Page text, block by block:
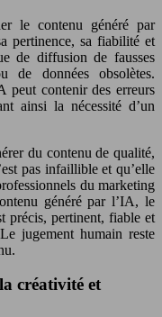
le contenu généré par
pertinence, sa fiabilité et
de diffusion de fausses
de données obsolètes.
peut contenir des erreurs
ainsi la nécessité d’un
du contenu de qualité,
pas infaillible et qu’elle
du marketing
généré par l’IA, le
précis, pertinent, fiable et
jugement humain reste
créativité et